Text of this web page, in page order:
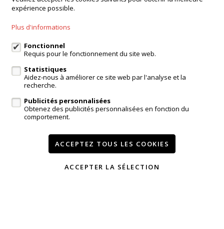
Agence Ninove
Onderwijslaan 45, 9400 Ninove
Agence Dilbeek
Agence Kampenhout
login propriétaire
Témoignages
expérience possible.
Plus d'informations
Fonctionnel
Requis pour le fonctionnement du site web.
Statistiques
Aidez-nous à améliorer ce site web par l'analyse et la
recherche.
Publicités personnalisées
Obtenez des publicités personnalisées en fonction du
comportement.
ACCEPTEZ TOUS LES COOKIES
ACCEPTER LA SÉLECTION